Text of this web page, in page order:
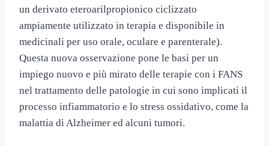
un derivato eteroarilpropionico ciclizzato
ampiamente utilizzato in terapia e disponibile in
medicinali per uso orale, oculare e parenterale).
Questa nuova osservazione pone le basi per un
impiego nuovo e più mirato delle terapie con i FANS
nel trattamento delle patologie in cui sono implicati il
processo infiammatorio e lo stress ossidativo, come la
malattia di Alzheimer ed alcuni tumori.